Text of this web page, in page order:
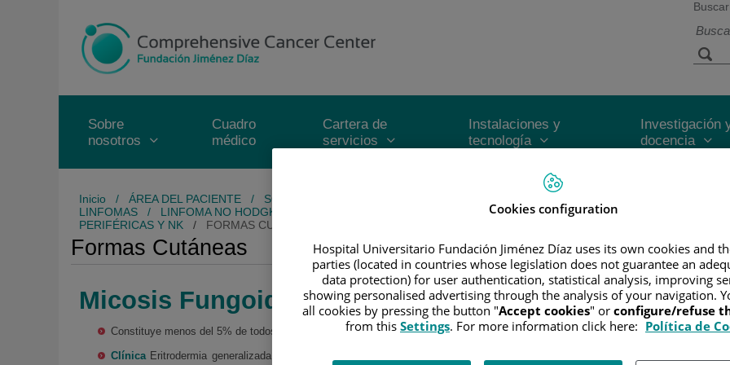
contenido
Buscar
Sobre
nosotros
Cuadro
médico
Cartera de
servicios
Instalaciones y
tecnología
Investigación
docencia
Inicio / ÁREA DEL PACIENTE / SOBRE EL CÁNCER
LINFOMAS / LINFOMA NO HODGKIN LINFOMA DE CÉLULAS T TIPOS DE
PERIFÉRICAS Y NK / FORMAS CUTÁNEAS
Formas Cutáneas
Micosis Fungoide y el Síndrome de Sézary
Constituye menos del 5% de todos los linfomas cutáneos
Clínica Eritrodermia generalizada (instauración rápida y tonalidad roja intensa), linfadenopatías y presencia de clonalidad en
Cookies configuration
Hospital Universitario Fundación Jiménez Díaz uses its own cookies and
parties (located in countries whose legislation does not guarantee an
data protection) for user authentication, statistical analysis, improving
showing personalised advertising through the analysis of your navigation.
all cookies by pressing the button "Accept cookies" or configure/refuse
from this Settings. For more information click here: Política de